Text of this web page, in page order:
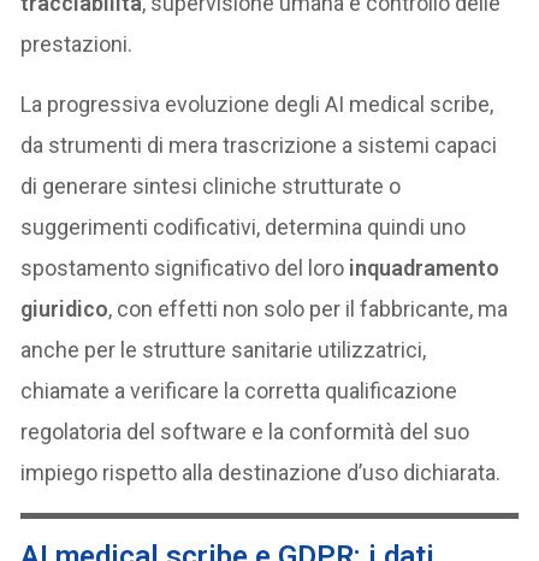
prestazioni.
La progressiva evoluzione degli AI medical scribe,
da strumenti di mera trascrizione a sistemi capaci
di generare sintesi cliniche strutturate o
suggerimenti codificativi, determina quindi uno
spostamento significativo del loro inquadramento
giuridico, con effetti non solo per il fabbricante, ma
anche per le strutture sanitarie utilizzatrici,
chiamate a verificare la corretta qualificazione
regolatoria del software e la conformità del suo
impiego rispetto alla destinazione d’uso dichiarata.